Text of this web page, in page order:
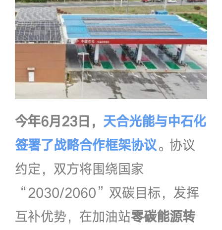
今年6月23日， 天合光能与中石化
签署了战略合作框架协议。协议
约定，双方将围绕国家
“2030/2060”双碳目标，发挥
互补优势，在加油站零碳能源转